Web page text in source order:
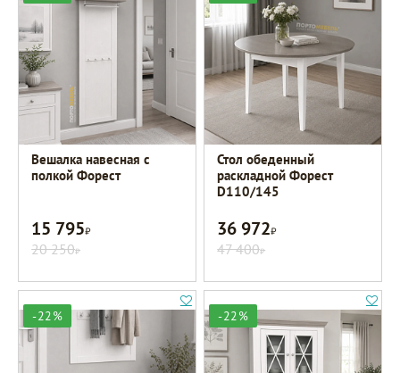
Вешалка навесная с
полкой Форест
15 795Р
20 250Р
Стол обеденный
раскладной Форест
D110/145
36 972Р
47 400Р
-22% -22%